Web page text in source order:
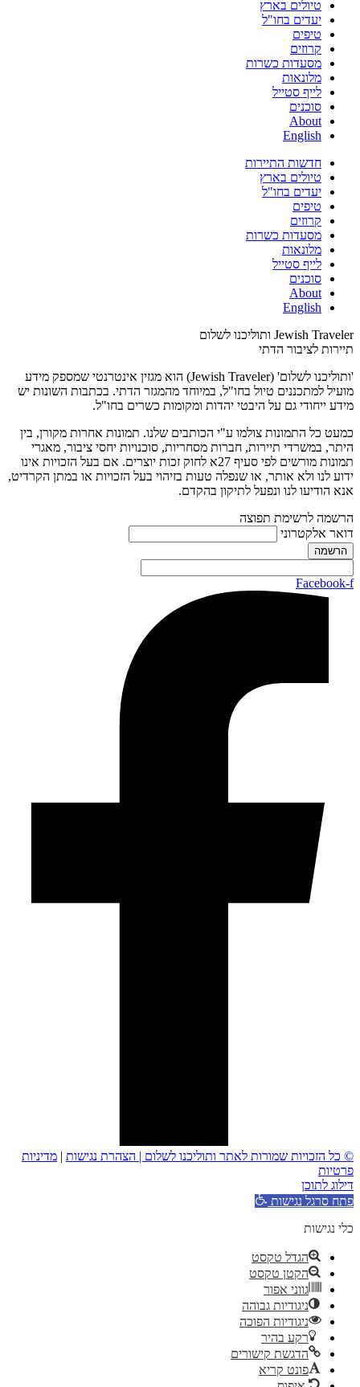
טיולים בארץ
יעדים בחו"ל
טיפים
קרוזים
מסעדות כשרות
מלונאות
לייף סטייל
סוכנים
About
English
חדשות התיירות
טיולים בארץ
יעדים בחו"ל
טיפים
קרוזים
מסעדות כשרות
מלונאות
לייף סטייל
סוכנים
About
English
Jewish Traveler ותוליכנו לשלום
תיירות לציבור הדתי
'ותוליכנו לשלום' (Jewish Traveler) הוא מגזין אינטרנטי שמספק מידע
מועיל למתכננים טיול בחו"ל, במיוחד מהמגזר הדתי. בכתבות השונות יש
מידע ייחודי גם על היבטי יהדות ומקומות כשרים בחו"ל.
כמעט כל התמונות צולמו ע"י הכותבים שלנו. תמונות אחרות מקורן, בין
היתר, במשרדי תיירות, חברות מסחריות, סוכנויות יחסי ציבור, מאגרי
תמונות מורשים לפי סעיף 27א לחוק זכות יוצרים. אם בעל הזכויות אינו
ידוע לנו ולא אותר, או שנפלה טעות בזיהוי בעל הזכויות או במתן הקרדיט,
אנא הודיעו לנו ונפעל לתיקון בהקדם.
הרשמה לרשימת תפוצה
דואר אלקטרוני
Facebook-f
© כל הזכויות שמורות לאתר ותוליכנו לשלום | הצהרת נגישות | מדיניות
פרטיות
דילוג לתוכן
פתח סרגל נגישות
כלי נגישות
הגדל טקסט
הקטן טקסט
גווני אפור
ניגודיות גבוהה
ניגודיות הפוכה
רקע בהיר
הדגשת קישורים
פונט קריא